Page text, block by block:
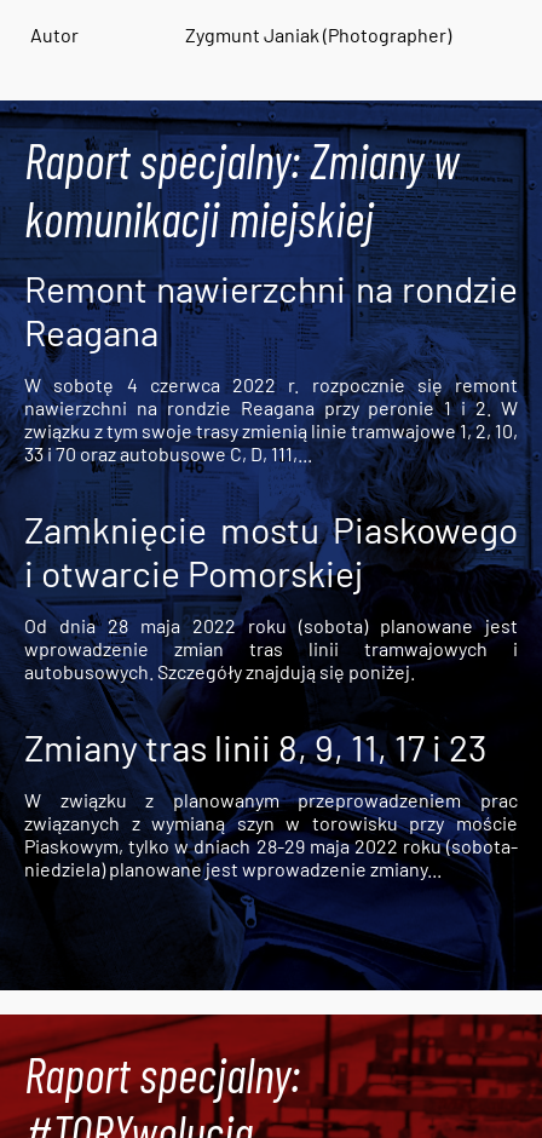
Autor Zygmunt Janiak (Photographer)
Raport specjalny: Zmiany w
komunikacji miejskiej
Remont nawierzchni na rondzie
Reagana
W sobotę 4 czerwca 2022 r. rozpocznie się remont
nawierzchni na rondzie Reagana przy peronie 1 i 2. W
związku z tym swoje trasy zmienią linie tramwajowe 1, 2, 10,
33 i 70 oraz autobusowe C, D, 111,...
Zamknięcie mostu Piaskowego
i otwarcie Pomorskiej
Od dnia 28 maja 2022 roku (sobota) planowane jest
wprowadzenie zmian tras linii tramwajowych i
autobusowych. Szczegóły znajdują się poniżej.
Zmiany tras linii 8, 9, 11, 17 i 23
W związku z planowanym przeprowadzeniem prac
związanych z wymianą szyn w torowisku przy moście
Piaskowym, tylko w dniach 28-29 maja 2022 roku (sobota-
niedziela) planowane jest wprowadzenie zmiany...
Raport specjalny: